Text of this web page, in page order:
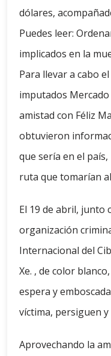
dólares,
Puedes leer:
implicados en la
Para llevar a cabo
imputados
amistad con Féliz
obtuvieron
que sería en el
ruta que tomarían
El 19 de abril, junto
organización
Internacional del
Xe. , de color
espera y
víctima, persiguen y
Aprovechando la